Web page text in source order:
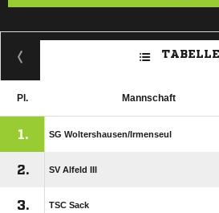
TABELLE
Pl. Mannschaft
1. SG Woltershausen/​Irmenseul
2. SV Alfeld III
3. TSC Sack